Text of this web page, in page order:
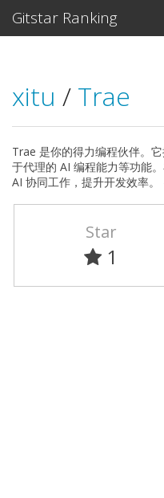
Gitstar Ranking
xitu / Trae
Trae 是你的得力编程伙伴。
于代理的 AI 编程能力等功能
AI 协同工作，提升开发效率。
Star
1